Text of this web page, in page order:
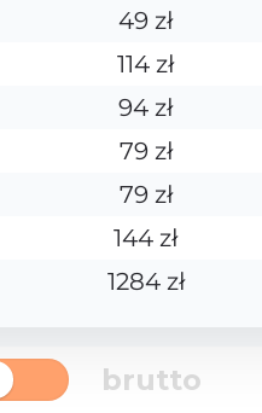
49 zł
114 zł
94 zł
79 zł
79 zł
144 zł
1284 zł
brutto